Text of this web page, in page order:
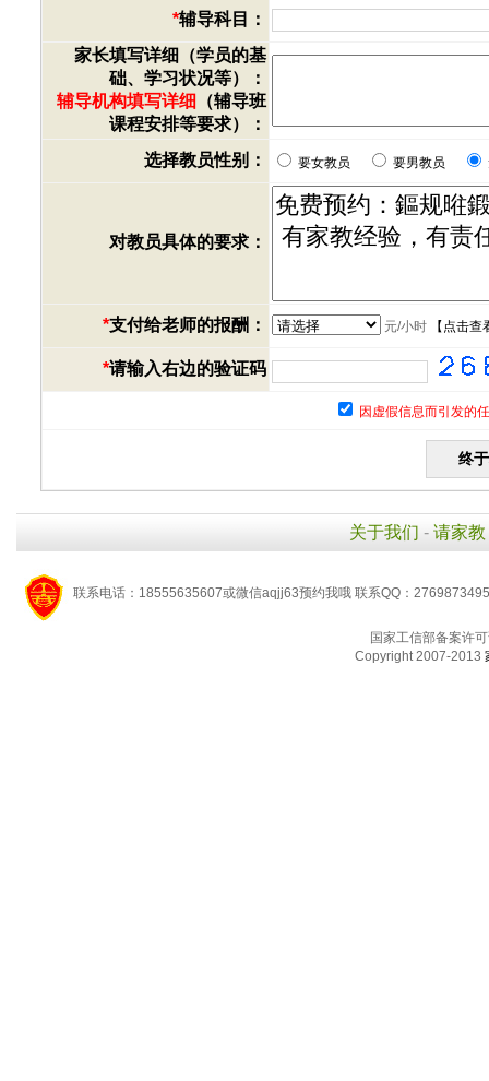
*辅导科目：
家长填写详细（学员的基
础、学习状况等）：
辅导机构填写详细 （辅导班
课程安排等要求）：
选择教员性别：
要女教员 要男教员
对教员具体的要求：
*支付给老师的报酬： 元/小时【 点击查
*请输入右边的验证码
因虚假信息而引发的
关于我们 - 请家教
联系电话：18555635607或微信aqjj63预约我哦 联系QQ：
国家工信部备案许
Copyright 2007-2013